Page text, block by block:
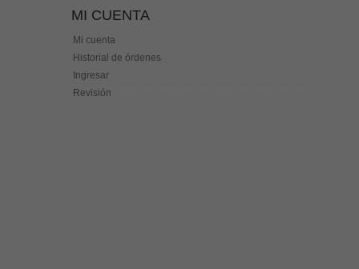
MI CUENTA
Mi cuenta
Historial de órdenes
Ingresar
Revisión